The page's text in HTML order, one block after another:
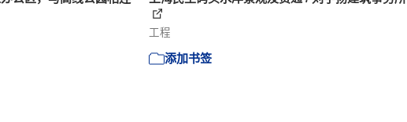
工程
添加书签